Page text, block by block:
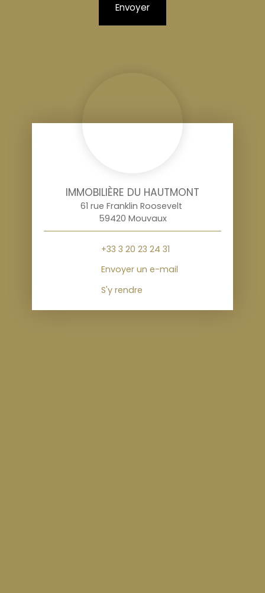
Envoyer
IMMOBILIÈRE DU HAUTMONT
61 rue Franklin Roosevelt
59420 Mouvaux
+33 3 20 23 24 31
Envoyer un e-mail
S'y rendre